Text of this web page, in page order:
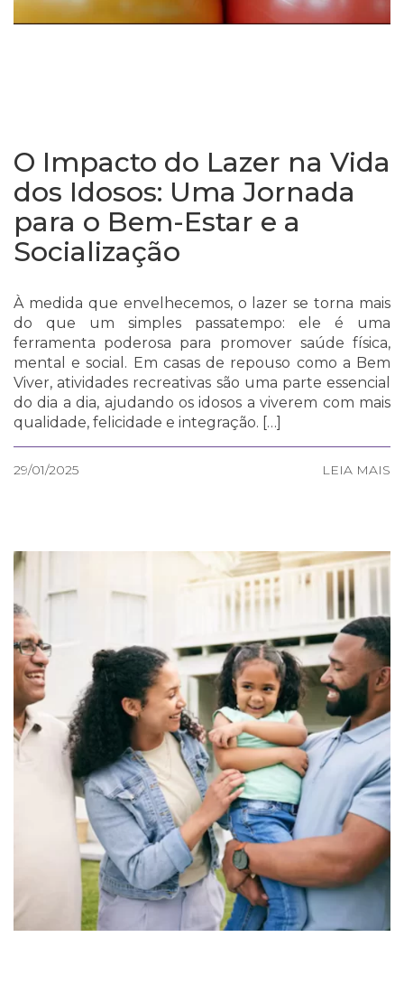
O Impacto do Lazer na Vida
dos Idosos: Uma Jornada
para o Bem-Estar e a
Socialização
À medida que envelhecemos, o lazer se torna mais
do que um simples passatempo: ele é uma
ferramenta poderosa para promover saúde física,
mental e social. Em casas de repouso como a Bem
Viver, atividades recreativas são uma parte essencial
do dia a dia, ajudando os idosos a viverem com mais
qualidade, felicidade e integração. […]
29/01/2025 LEIA MAIS